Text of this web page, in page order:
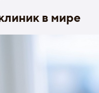
в мире